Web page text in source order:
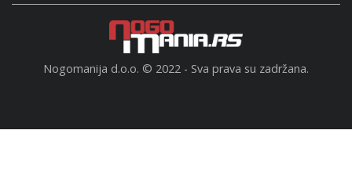
Nogomanija d.o.o. © 2022 - Sva prava su zadržana.